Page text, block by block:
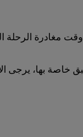
مغادرة الرحلة
بها، يرجى